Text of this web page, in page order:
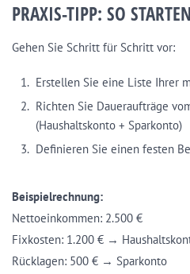
PRAXIS-TIPP: SO
Gehen Sie Schritt für Schritt vor:
Erstellen Sie eine Liste Ihrer
Richten Sie Daueraufträge
(Haushaltskonto + Sparkonto)
Definieren Sie einen festen
Beispielrechnung:
Nettoeinkommen: 2.500 €
Fixkosten: 1.200 € →
Rücklagen: 500 € → Sparkonto